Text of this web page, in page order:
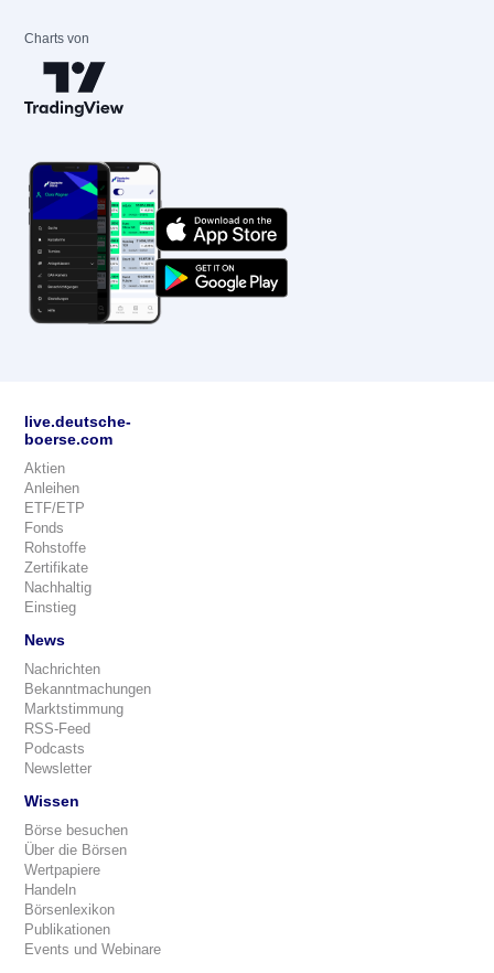
Charts von
live.deutsche-
boerse.com
Aktien
Anleihen
ETF/ETP
Fonds
Rohstoffe
Zertifikate
Nachhaltig
Einstieg
News
Nachrichten
Bekanntmachungen
Marktstimmung
RSS-Feed
Podcasts
Newsletter
Wissen
Börse besuchen
Über die Börsen
Wertpapiere
Handeln
Börsenlexikon
Publikationen
Events und Webinare